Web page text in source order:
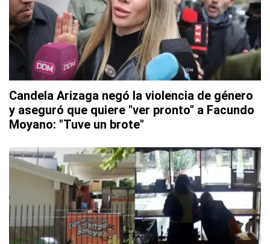
Candela Arizaga negó la violencia de género
y aseguró que quiere "ver pronto" a Facundo
Moyano: "Tuve un brote"